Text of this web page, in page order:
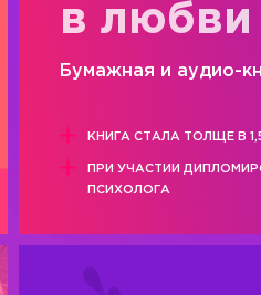
в любви
Бумажная и аудио-
КНИГА СТАЛА ТОЛЩЕ В
ПРИ УЧАСТИИ
ПСИХОЛОГА